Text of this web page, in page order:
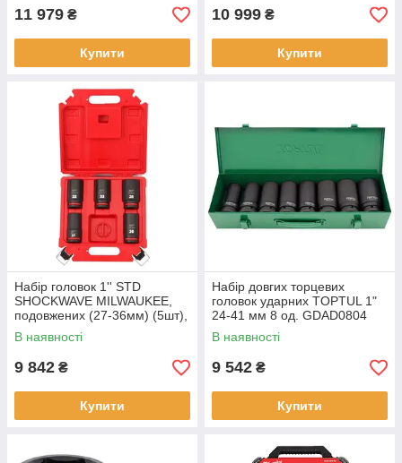
11 979 ₴
Купити
10 999 ₴
Купити
Набір головок 1'' STD
SHOCKWAVE MILWAUKEE,
подовжених (27-36мм) (5шт),
пластиковий кейс
В наявності
9 842 ₴
Купити
Набір довгих торцевих
головок ударних TOPTUL 1"
24-41 мм 8 од. GDAD0804
В наявності
9 542 ₴
Купити